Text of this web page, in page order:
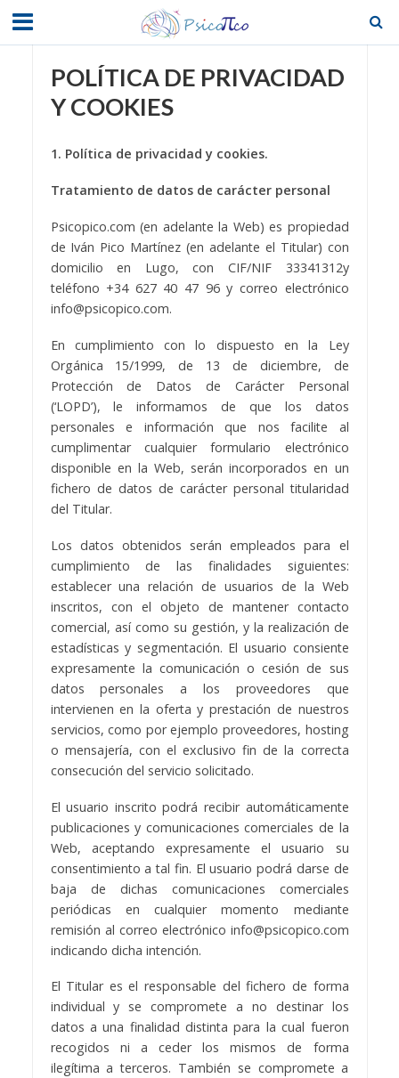
POLÍTICA DE PRIVACIDAD
Y COOKIES
1. Política de privacidad y cookies.
Tratamiento de datos de carácter personal
Psicopico.com (en adelante la Web) es propiedad
de Iván Pico Martínez (en adelante el Titular) con
domicilio en Lugo, con CIF/NIF 33341312y
teléfono +34 627 40 47 96 y correo electrónico
info@psicopico.com.
En cumplimiento con lo dispuesto en la Ley
Orgánica 15/1999, de 13 de diciembre, de
Protección de Datos de Carácter Personal
(‘LOPD’), le informamos de que los datos
personales e información que nos facilite al
cumplimentar cualquier formulario electrónico
disponible en la Web, serán incorporados en un
fichero de datos de carácter personal titularidad
del Titular.
Los datos obtenidos serán empleados para el
cumplimiento de las finalidades siguientes:
establecer una relación de usuarios de la Web
inscritos, con el objeto de mantener contacto
comercial, así como su gestión, y la realización de
estadísticas y segmentación. El usuario consiente
expresamente la comunicación o cesión de sus
datos personales a los proveedores que
intervienen en la oferta y prestación de nuestros
servicios, como por ejemplo proveedores, hosting
o mensajería, con el exclusivo fin de la correcta
consecución del servicio solicitado.
El usuario inscrito podrá recibir automáticamente
publicaciones y comunicaciones comerciales de la
Web, aceptando expresamente el usuario su
consentimiento a tal fin. El usuario podrá darse de
baja de dichas comunicaciones comerciales
periódicas en cualquier momento mediante
remisión al correo electrónico info@psicopico.com
indicando dicha intención.
El Titular es el responsable del fichero de forma
individual y se compromete a no destinar los
datos a una finalidad distinta para la cual fueron
recogidos ni a ceder los mismos de forma
ilegítima a terceros. También se compromete a